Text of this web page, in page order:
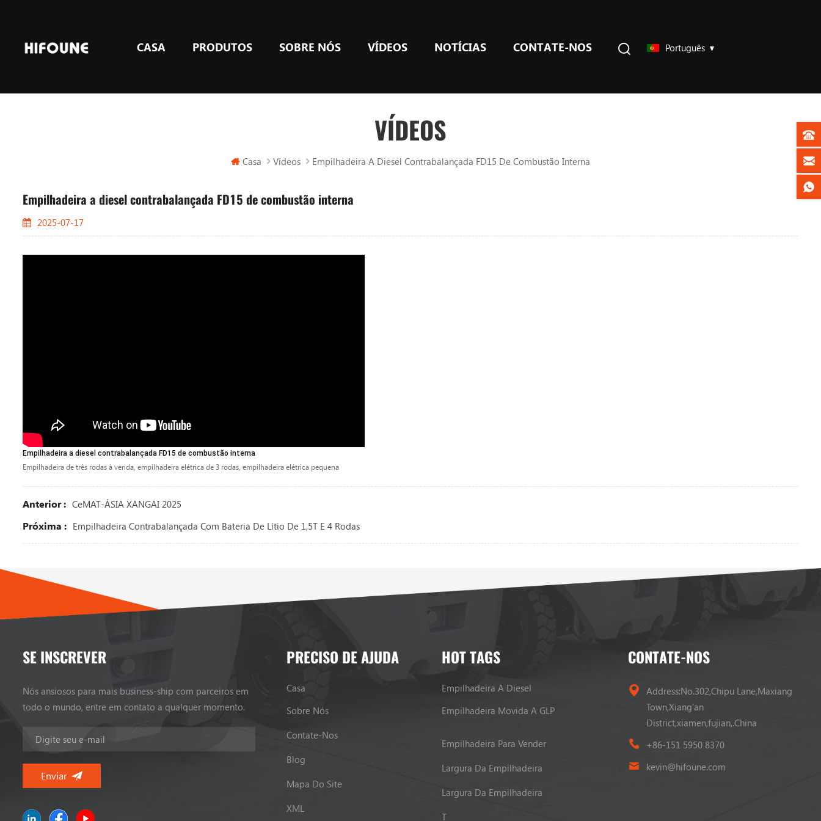
CASA PRODUTOS SOBRE NÓS VÍDEOS NOTÍCIAS CONTATE-NOS Português
VÍDEOS
Casa Vídeos Empilhadeira A Diesel Contrabalançada FD15 De Combustão Interna
Empilhadeira a diesel contrabalançada FD15 de combustão interna
2025-07-17
Empilhadeira a diesel contrabalançada FD15 de combustão interna
Empilhadeira de três rodas à venda, empilhadeira elétrica de 3 rodas, empilhadeira elétrica pequena
Anterior : CeMAT-ÁSIA XANGAI 2025
Próxima : Empilhadeira Contrabalançada Com Bateria De Lítio De 1,5T E 4 Rodas
SE INSCREVER
Nós ansiosos para mais business-ship com parceiros em
todo o mundo, entre em contato a qualquer momento.
PRECISO DE AJUDA
Casa
Sobre Nós
Contate-Nos
Blog
Mapa Do Site
XML
HOT TAGS
Empilhadeira A Diesel
Empilhadeira Movida A GLP
Empilhadeira Para Vender
Largura Da Empilhadeira
Largura Da Empilhadeira
T
CONTATE-NOS
Address:No.302,Chipu Lane,Maxiang
Town,Xiang'an
District,xiamen,fujian,.China
+86-151 5950 8370
kevin@hifoune.com